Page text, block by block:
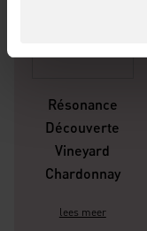
Résonance
Découverte
Vineyard
Chardonnay
lees meer